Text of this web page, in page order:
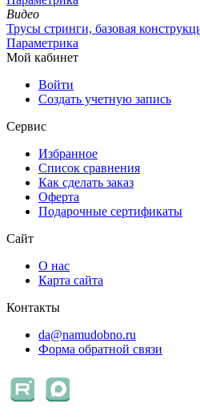
Видео
Трусы стринги, базовая
Параметрика
Мой кабинет
Войти
Создать учетную запись
Сервис
Избранное
Список сравнения
Как сделать заказ
Оферта
Подарочные сертификаты
Сайт
О нас
Карта сайта
Контакты
da@namudobno.ru
Форма обратной связи